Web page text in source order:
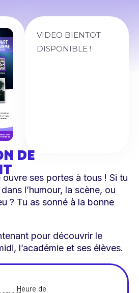
VIDEO BIENTOT
DISPONIBLE !
DE
ouvre ses portes à tous ! Si tu
l’humour, la scène, ou
? Tu as sonné à la bonne
pour découvrir le
l’académie et ses élèves.
Heure de